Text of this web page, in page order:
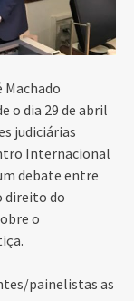
Machado
o dia 29 de abril
judiciárias
Internacional
debate entre
direito do
o
painelistas as